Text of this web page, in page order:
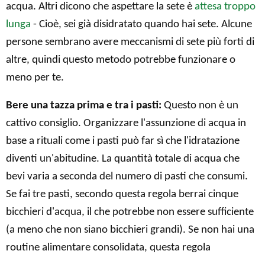
acqua. Altri dicono che aspettare la sete è attesa troppo
lunga - Cioè, sei già disidratato quando hai sete. Alcune
persone sembrano avere meccanismi di sete più forti di
altre, quindi questo metodo potrebbe funzionare o
meno per te.
Bere una tazza prima e tra i pasti: Questo non è un
cattivo consiglio. Organizzare l'assunzione di acqua in
base a rituali come i pasti può far sì che l'idratazione
diventi un'abitudine. La quantità totale di acqua che
bevi varia a seconda del numero di pasti che consumi.
Se fai tre pasti, secondo questa regola berrai cinque
bicchieri d'acqua, il che potrebbe non essere sufficiente
(a meno che non siano bicchieri grandi). Se non hai una
routine alimentare consolidata, questa regola